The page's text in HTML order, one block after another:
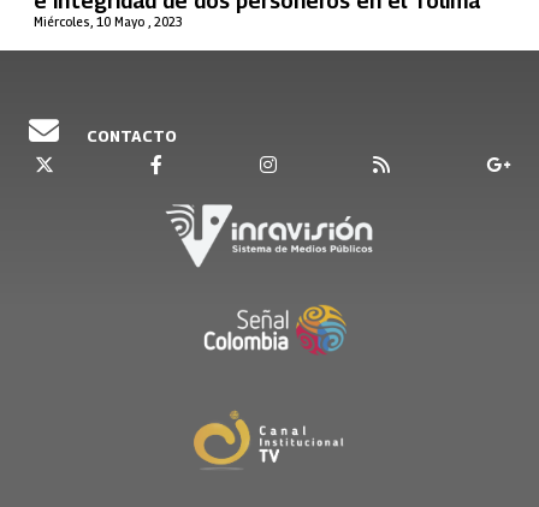
Miércoles, 10 Mayo , 2023
CONTACTO